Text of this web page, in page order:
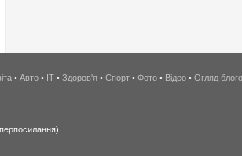
• Авто • IT • Здоров'я • Спорт • Фото • Відео • Огляд